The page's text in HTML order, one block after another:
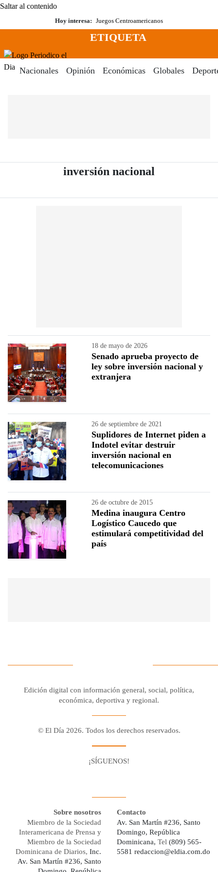
Saltar al contenido
Hoy interesa: Juegos Centroamericanos
Menú
ETIQUETA
Nacionales Opinión Económicas Globales
inversión nacional
18 de mayo de 2026
Senado aprueba proyecto de
ley sobre inversión nacional y
extranjera
26 de septiembre de 2021
Suplidores de Internet piden a
Indotel evitar destruir
inversión nacional en
telecomunicaciones
26 de octubre de 2015
Medina inaugura Centro
Logístico Caucedo que
estimulará competitividad del
país
Edición digital con información general, social, política,
económica, deportiva y regional.
© El Día 2026. Todos los derechos reservados.
¡SÍGUENOS!
Sobre nosotros
Miembro de la Sociedad
Interamericana de Prensa y
Miembro de la Sociedad
Dominicana de Diarios, Inc.
Av. San Martín #236, Santo
Contacto
Av. San Martín #236, Santo
Domingo, República
Dominicana, Tel (809) 565-
5581 redaccion@eldia.com.do